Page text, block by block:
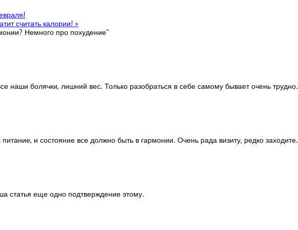
считать калории! »
Немного про похудение”
наши болячки, лишний вес. Только разобраться в себе самому бывает очень трудно.
и состояние все должно быть в гармонии. Очень рада визиту, редко заходите.
статья еще одно подтверждение этому.